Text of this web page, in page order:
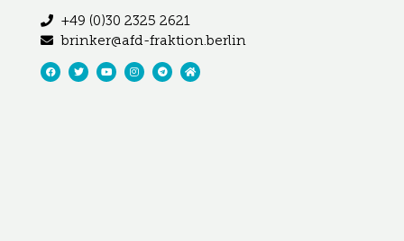
+49 (0)30 2325 2621
brinker@afd-fraktion.berlin